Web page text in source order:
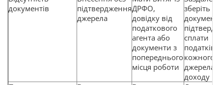
документів
підтвердження
джерела
ДРФО,
довідку від
податкового
агента або
документи з
попереднього
місця роботи
зберіть
сплати
кожного
джерела
доходу